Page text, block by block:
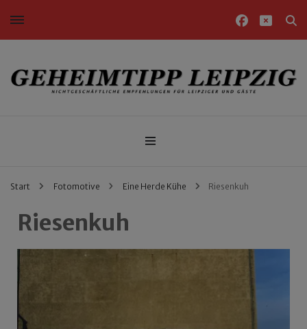
Nichtgeschäftliche Empfehlungen für Leipziger und Gäste
Start Fotomotive Eine Herde Kühe Riesenkuh
Riesenkuh